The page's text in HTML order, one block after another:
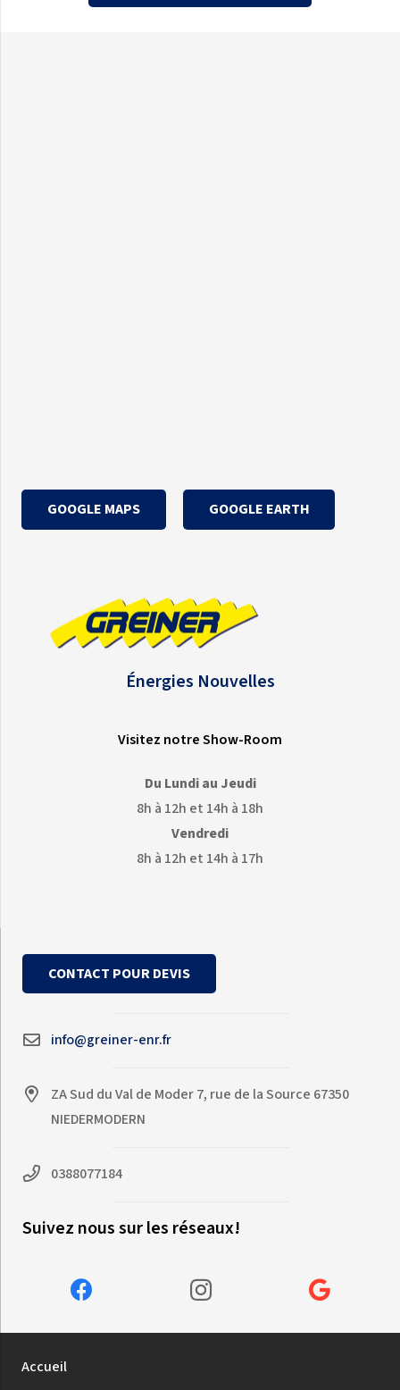
GOOGLE MAPS GOOGLE EARTH
Énergies Nouvelles
Visitez notre Show-Room
Du Lundi au Jeudi
8h à 12h et 14h à 18h
Vendredi
8h à 12h et 14h à 17h
CONTACT POUR DEVIS
info@greiner-enr.fr
ZA Sud du Val de Moder 7, rue de la Source 67350
NIEDERMODERN
0388077184
Suivez nous sur les réseaux!
Accueil